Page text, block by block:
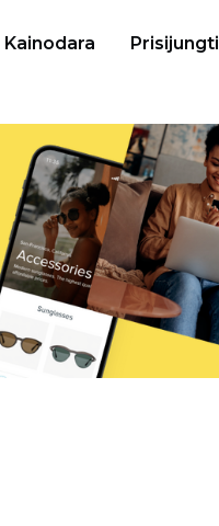
Kainodara Prisijungti